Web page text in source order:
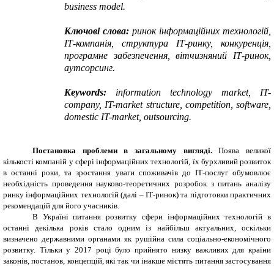
business model.
Ключові слова: ринок інформаційних технологій,
ІТ-компанія, структура ІТ-ринку, конкуренція,
програмне забезпечення, вітчизняний ІТ-ринок,
аутсорсинг.
Keywords: information technology market, IT-
company, IT-market structure, competition, software,
domestic IT-market, outsourcing.
Постановка проблеми в загальному вигляді.Поява великої
кількості компаній у сфері інформаційних технологій, їх бурхливий розвиток
в останні роки, та зростання уваги споживачів до ІТ-послуг обумовлює
необхідність проведення науково-теоретичних розробок з питань аналізу
ринку інформаційних технологій (далі – ІТ-ринок) та підготовки практичних
рекомендацій для його учасників.
В Україні питання розвитку сфери інформаційних технологій в
останні декілька роківстало одним із найбільш актуальних, оскільки
визначено державними органами як рушійна сила соціально-економічного
розвитку. Тільки у 2017 році було прийнято низку важливих для країни
законів, постанов, концепцій, які так чи інакше містять питання застосування